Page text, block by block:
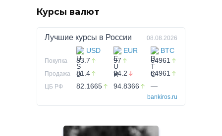
Курсы валют
Лучшие курсы в России 08.08.2026
USD EUR BTC
Покупка 83.7 97 64961
Продажа 81.4 94.2 64961
ЦБ РФ 82.1665 94.8366 —
bankiros.ru